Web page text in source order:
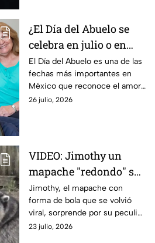
¿El Día del Abuelo se
celebra en julio o en
agosto? La fecha en la
que se celebra en
México y por qué hay
dos fechas
El Día del Abuelo es una de las
fechas más importantes en
México que reconoce el amor,
respeto y el valor de los
26 julio, 2026
VIDEO: Jimothy un
mapache "redondo" se
vuelve viral: La
explicación detrás de
su peculiar aspecto
Jimothy, el mapache con
forma de bola que se volvió
viral, sorprende por su peculiar
apariencia. Su singular aspecto
23 julio, 2026